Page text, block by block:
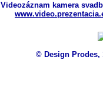
Videozáznam kamera
© Design Prodes,